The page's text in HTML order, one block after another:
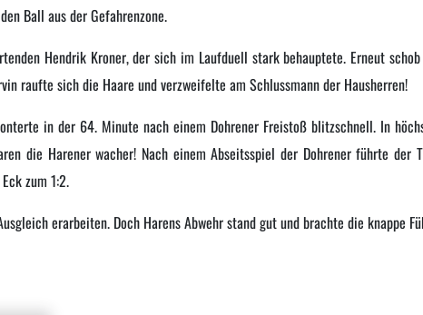
Ball aus der Gefahrenzone.
Hendrik Kroner, der sich im Laufduell stark behauptete. Erneut
raufte sich die Haare und verzweifelte am Schlussmann der Hausherren!
in der 64. Minute nach einem Dohrener Freistoß blitzschnell. In
die Harener wacher! Nach einem Abseitsspiel der Dohrener führte
zum 1:2.
erarbeiten. Doch Harens Abwehr stand gut und brachte die knappe